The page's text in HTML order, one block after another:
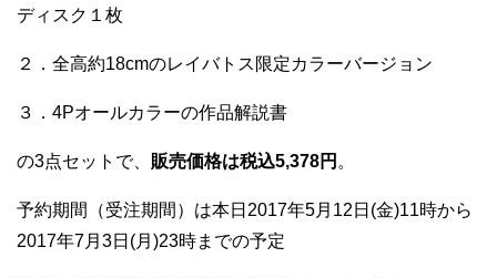
ディスク１枚
２．全高約18cmのレイバトス限定カラーバージョン
３．4Pオールカラーの作品解説書
の3点セットで、 販売価格は税込5,378円 。
予約期間（受注期間）は本日2017年5月12日(金)11時から
2017年7月3日(月)23時までの予定